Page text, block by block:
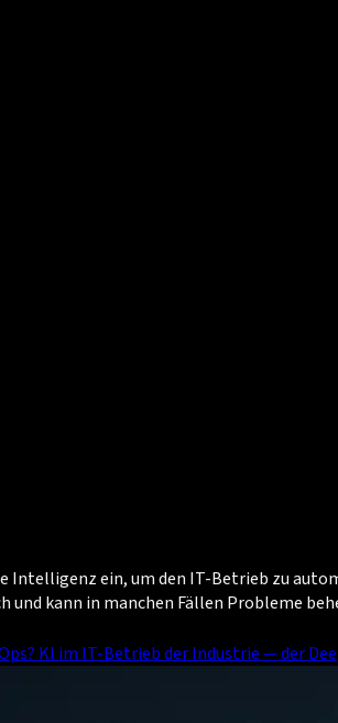
ein, um den IT-Betrieb zu
kann in manchen Fällen Probleme
KI im IT-Betrieb der Industrie — der